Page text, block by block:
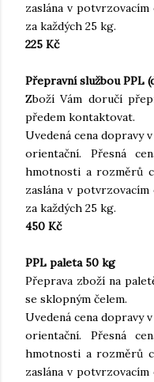
zaslána v
za každých 25 kg.
225 Kč
Přepravní službou PPL
Zboží Vám doručí
předem kontaktovat.
Uvedená cena dopravy
orientační. Přesná
hmotnosti a rozměrů
zaslána v
za každých 25 kg.
450 Kč
PPL paleta 50 kg
Přeprava zboží na
se sklopným čelem.
Uvedená cena dopravy
orientační. Přesná
hmotnosti a rozměrů
zaslána v